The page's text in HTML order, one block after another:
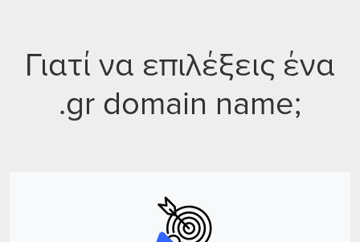
Γιατί να επιλέξεις ένα
.gr domain name;